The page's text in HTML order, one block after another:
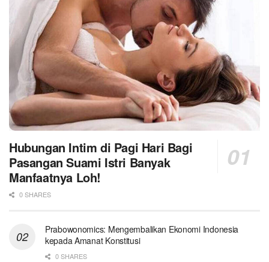
Hubungan Intim di Pagi Hari Bagi
Pasangan Suami Istri Banyak
Manfaatnya Loh!
0 SHARES
Prabowonomics: Mengembalikan Ekonomi Indonesia
kepada Amanat Konstitusi
0 SHARES